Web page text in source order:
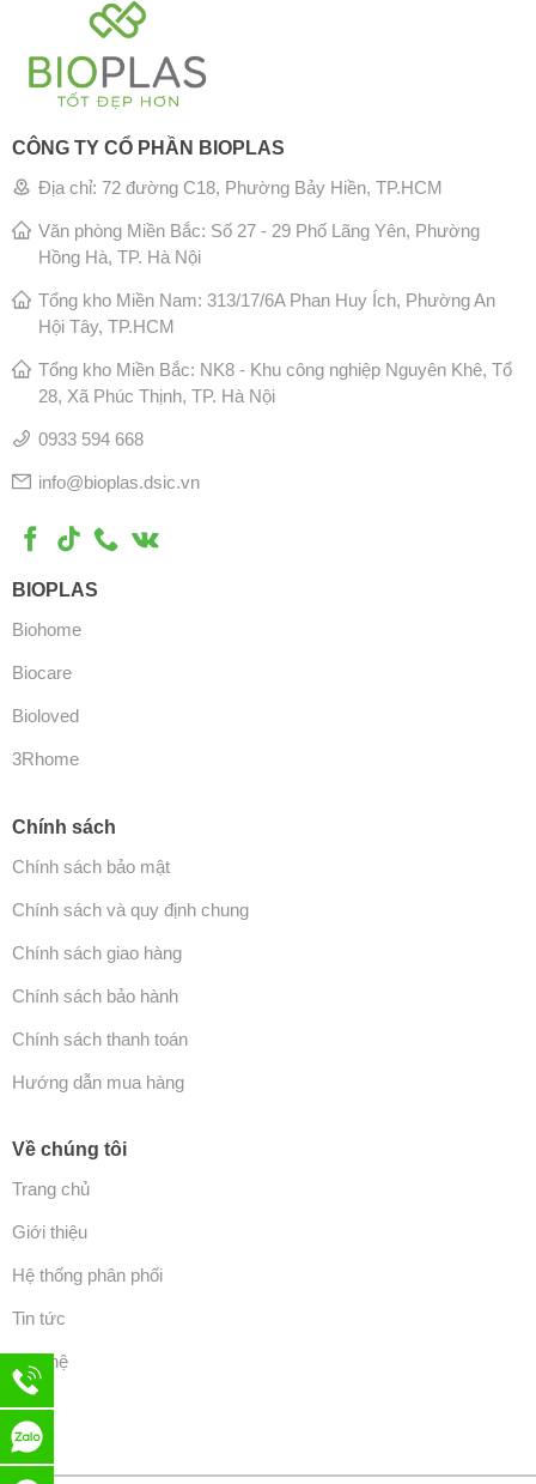
CÔNG TY CỔ PHẦN BIOPLAS
Địa chỉ: 72 đường C18, Phường Bảy Hiền, TP.HCM
Văn phòng Miền Bắc: Số 27 - 29 Phố Lãng Yên, Phường
Hồng Hà, TP. Hà Nội
Tổng kho Miền Nam: 313/17/6A Phan Huy Ích, Phường An
Hội Tây, TP.HCM
Tổng kho Miền Bắc: NK8 - Khu công nghiệp Nguyên Khê, Tổ
28, Xã Phúc Thịnh, TP. Hà Nội
0933 594 668
info@bioplas.dsic.vn
BIOPLAS
Biohome
Biocare
Bioloved
3Rhome
Chính sách
Chính sách bảo mật
Chính sách và quy định chung
Chính sách giao hàng
Chính sách bảo hành
Chính sách thanh toán
Hướng dẫn mua hàng
Về chúng tôi
Trang chủ
Giới thiệu
Hệ thống phân phối
Tin tức
Liên hệ